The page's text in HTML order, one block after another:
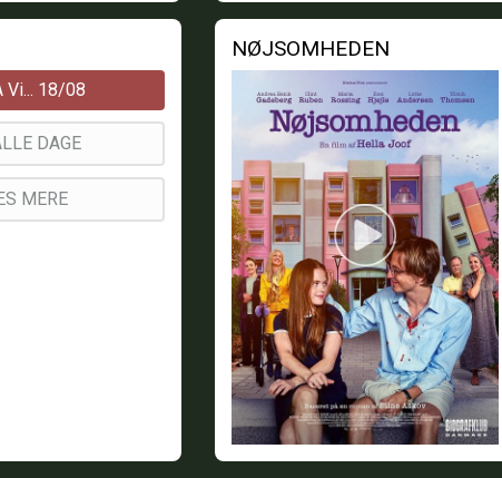
Vi... 18/08
DAGE
MERE
NØJSOMHEDEN